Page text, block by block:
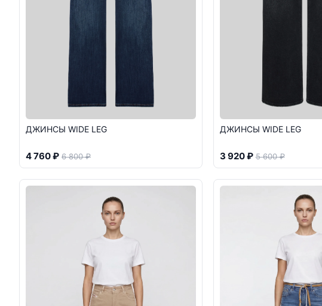
ДЖИНСЫ WIDE LEG
4 760 ₽ 6 800 ₽
ДЖИНСЫ WIDE LEG
3 920 ₽ 5 600 ₽